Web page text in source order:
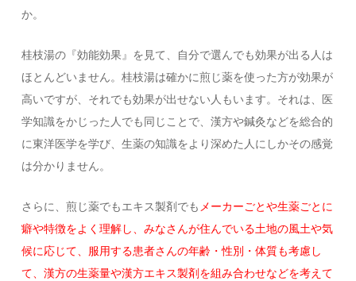
か。
桂枝湯の『効能効果』を見て、自分で選んでも効果が出る人は
ほとんどいません。桂枝湯は確かに煎じ薬を使った方が効果が
高いですが、それでも効果が出せない人もいます。それは、医
学知識をかじった人でも同じことで、漢方や鍼灸などを総合的
に東洋医学を学び、生薬の知識をより深めた人にしかその感覚
は分かりません。
さらに、煎じ薬でもエキス製剤でも メーカーごとや生薬ごとに
癖や特徴をよく理解し、みなさんが住んでいる土地の風土や気
候に応じて、服用する患者さんの年齢・性別・体質も考慮し
て、漢方の生薬量や漢方エキス製剤を組み合わせなどを考えて